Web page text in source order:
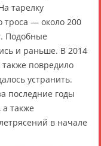
тарелку
троса — около 200
Подобные
и раньше. В 2014
также повредило
устранить.
последние годы
а также
в начале